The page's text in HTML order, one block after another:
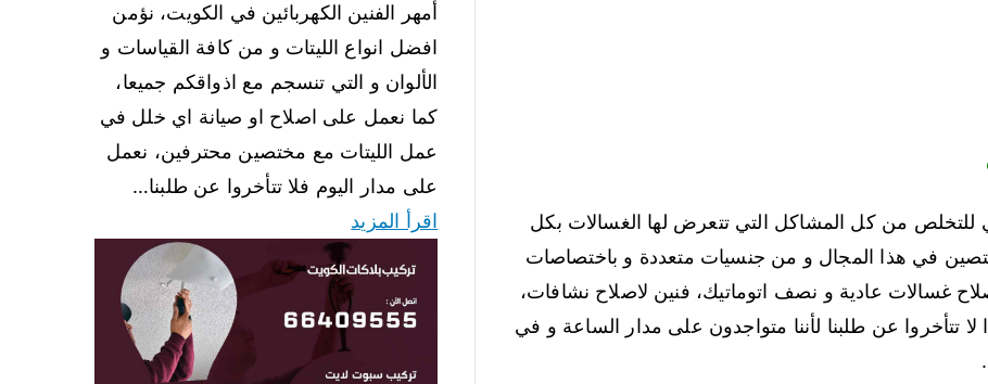
للتخلص من كل المشاكل التي تتعرض لها الغسالات بكل
في هذا المجال و من جنسيات متعددة و باختصاصات
غسالات عادية و نصف اتوماتيك، فنين لاصلاح نشافات،
تتأخروا عن طلبنا لأننا متواجدون على مدار الساعة و في
أمهر الفنين الكهربائين في الكويت، نؤمن
افضل انواع الليتات و من كافة القياسات و
الألوان و التي تنسجم مع اذواقكم جميعا،
كما نعمل على اصلاح او صيانة اي خلل في
عمل الليتات مع مختصين محترفين، نعمل
على مدار اليوم فلا تتأخروا عن طلبنا…
اقرأ المزيد